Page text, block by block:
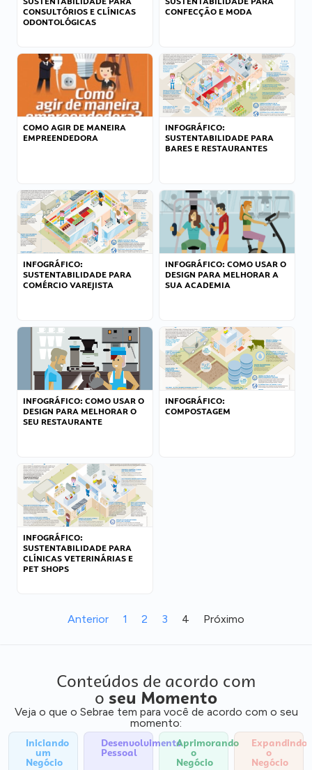
CONSULTÓRIOS E CLÍNICAS
ODONTOLÓGICAS
CONFECÇÃO E MODA
COMO AGIR DE MANEIRA
EMPREENDEDORA
INFOGRÁFICO:
SUSTENTABILIDADE PARA
BARES E RESTAURANTES
INFOGRÁFICO:
SUSTENTABILIDADE PARA
COMÉRCIO VAREJISTA
INFOGRÁFICO: COMO USAR O
DESIGN PARA MELHORAR A
SUA ACADEMIA
INFOGRÁFICO: COMO USAR O
DESIGN PARA MELHORAR O
SEU RESTAURANTE
INFOGRÁFICO:
COMPOSTAGEM
INFOGRÁFICO:
SUSTENTABILIDADE PARA
CLÍNICAS VETERINÁRIAS E
PET SHOPS
Anterior 1 2 3 4 Próximo
Conteúdos de acordo com
o seu Momento
Veja o que o Sebrae tem para você de acordo com o seu
momento:
Iniciando
um
Negócio
Desenvolvimento
Pessoal
Aprimorando
o
Negócio
Expandindo
o
Negócio